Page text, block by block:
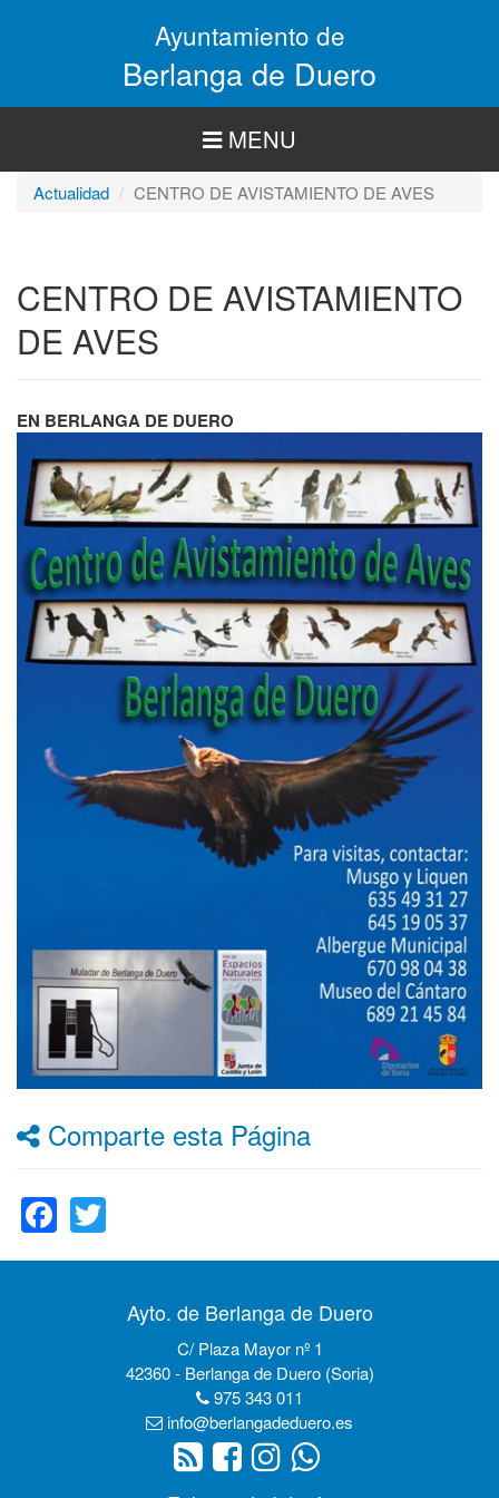
Ayuntamiento de
Berlanga de Duero
MENU
Actualidad CENTRO DE AVISTAMIENTO DE AVES
CENTRO DE AVISTAMIENTO
DE AVES
EN BERLANGA DE DUERO
Comparte esta Página
Facebook
Ayto. de Berlanga de Duero
C/ Plaza Mayor nº 1
42360 - Berlanga de Duero (Soria)
975 343 011
info@berlangadeduero.es